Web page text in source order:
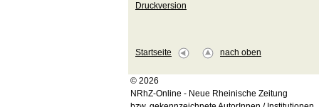
Druckversion
Startseite nach oben
© 2026
NRhZ-Online - Neue Rheinische Zeitung